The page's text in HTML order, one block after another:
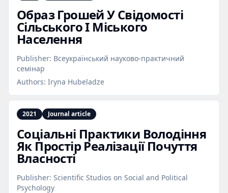
Образ Грошей У Свідомості
Сільського І Міського
Населення
Publisher: Всеукраїнський науково-практичний
семінар
Authors: Iryna Hubeladze
2021 Journal article
Соціальні Практики Володіння
Як Простір Реалізації Почуття
Власності
Publisher: Scientific Studios on Social and Political
Psychology